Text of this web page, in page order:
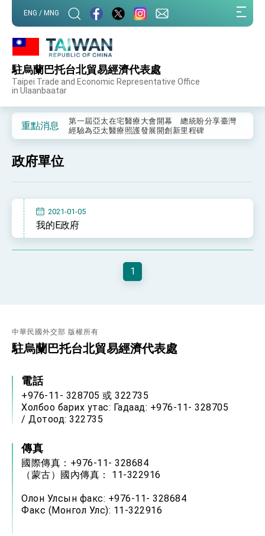
ENG / MNG
駐烏蘭巴托台北貿易經濟代表處
Taipei Trade and Economic Representative Office
in Ulaanbaatar
重點消息
外交部重要言論
事處」，進一步深化台美交流合作
第一屆亞太在宅醫療大會開幕 總統盼分享臺灣
經驗為亞太醫療照護發展開創新里程碑
訪問
總統與五院院長新春茶敘 盼化分歧為團結、為
國家邁出合作第一步
台美貿易協議完成簽署達成6大目標、創5大歷史
性突破 總統強調將以3大面向加速臺灣經濟轉型
升級 籲請立院全力支持並盡速通過
外交部長林佳龍於《外交事務》撰文指出：自由
世界 需要台灣，團結合作方能守護繁榮
外交部長林佳龍出席《台灣光華雜誌》50週年慶
明臺美合作三大戰略方向 盼與民主夥伴共同引
領 下一個世代的繁榮
外交部長林佳龍接受印尼「時代雜誌」專訪，闡
述印太安全局勢，籲深化台印尼半導體供應鏈合
作
會」訪問團一行，深化跨大西洋戰略夥伴關係
臺美經貿談判獲階段性成果 卓揆期勉爭取時間完
卓揆：臺美關稅談判階段性結果有助臺灣取得有
利戰略地位 全力支持「臺美對等貿易協定」簽署
政府單位
2021-01-05
我的E政府
1
中華民國外交部 版權所有
駐烏蘭巴托台北貿易經濟代表處
電話
+976-11- 328705 或 322735
Холбоо барих утас: Гадаад: +976-11- 328705
/ Дотоод: 322735
傳真
國際傳真：+976-11- 328684
（蒙古）國內傳真： 11-322916
Олон Улсын факс: +976-11- 328684
Факс (Монгол Улс): 11-322916